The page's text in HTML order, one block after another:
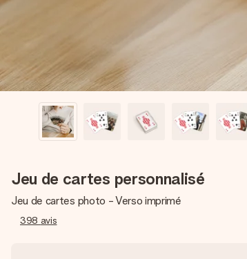
Jeu de cartes personnalisé
Jeu de cartes photo - Verso imprimé
398 avis